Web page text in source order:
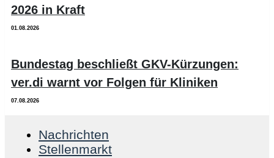
2026 in Kraft
01.08.2026
Bundestag beschließt GKV-Kürzungen:
ver.di warnt vor Folgen für Kliniken
07.08.2026
Nachrichten
Stellenmarkt